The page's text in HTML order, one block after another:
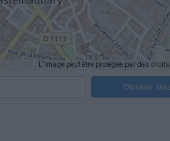
L'image peut être protégée par des
Obtenir